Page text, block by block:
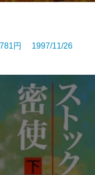
円 1997/11/26